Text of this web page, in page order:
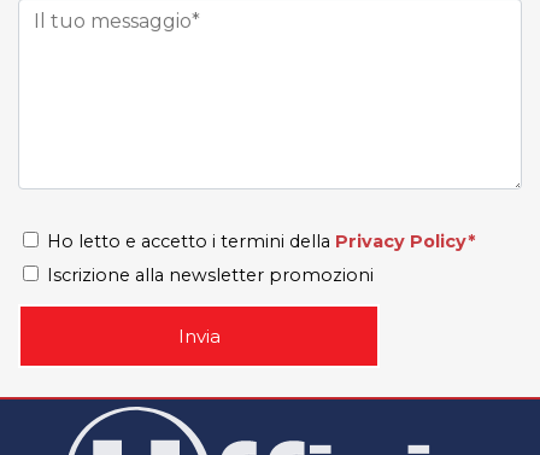
Ho letto e accetto i termini della Privacy Policy*
Iscrizione alla newsletter promozioni